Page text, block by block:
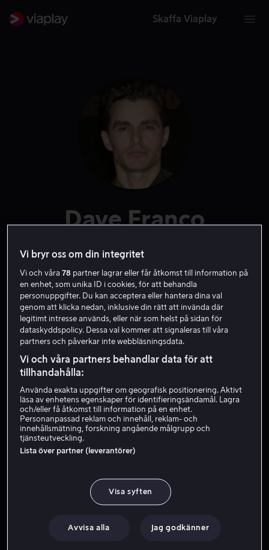
Skaffa Viaplay
Dave Franco
Regissör
Från 59 kr Rea
Från 49 kr
Vi bryr oss om din integritet
Vi och våra78 partner lagrar eller får åtkomst till information på
en enhet, som unika ID i cookies, för att behandla
personuppgifter. Du kan acceptera eller hantera dina val
genom att klicka nedan, inklusive din rätt att invända där
legitimt intresse används, eller när som helst på sidan för
dataskyddspolicy. Dessa val kommer att signaleras till våra
partners och påverkar inte webbläsningsdata.
Vi och våra partners behandlar data för att
tillhandahålla:
Använda exakta uppgifter om geografisk positionering. Aktivt
läsa av enhetens egenskaper för identifieringsändamål. Lagra
och/eller få åtkomst till information på en enhet.
Personanpassad reklam och innehåll, reklam- och
innehållsmätning, forskning angående målgrupp och
tjänsteutveckling.
Lista över partner (leverantörer)
Visa syften
Avvisa alla Jag godkänner